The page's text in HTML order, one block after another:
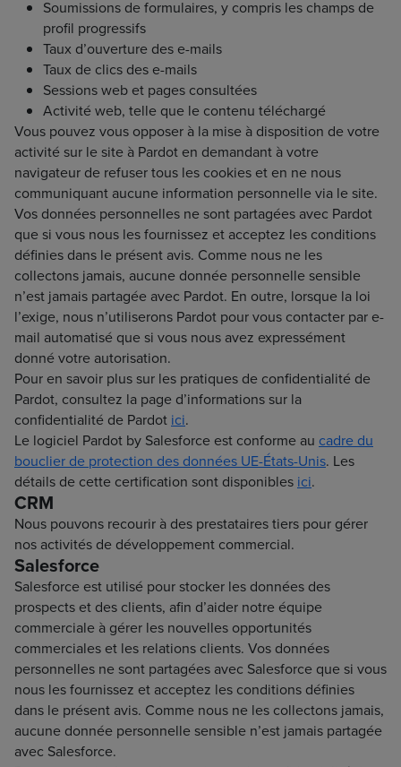
Soumissions de formulaires, y compris les champs de
profil progressifs
Taux d’ouverture des e-mails
Taux de clics des e-mails
Sessions web et pages consultées
Activité web, telle que le contenu téléchargé
Vous pouvez vous opposer à la mise à disposition de votre
activité sur le site à Pardot en demandant à votre
navigateur de refuser tous les cookies et en ne nous
communiquant aucune information personnelle via le site.
Vos données personnelles ne sont partagées avec Pardot
que si vous nous les fournissez et acceptez les conditions
définies dans le présent avis. Comme nous ne les
collectons jamais, aucune donnée personnelle sensible
n’est jamais partagée avec Pardot. En outre, lorsque la loi
l’exige, nous n’utiliserons Pardot pour vous contacter par e-
mail automatisé que si vous nous avez expressément
donné votre autorisation.
Pour en savoir plus sur les pratiques de confidentialité de
Pardot, consultez la page d’informations sur la
confidentialité de Pardot ici.
Le logiciel Pardot by Salesforce est conforme au cadre du
bouclier de protection des données UE-États-Unis. Les
détails de cette certification sont disponibles ici.
CRM
Nous pouvons recourir à des prestataires tiers pour gérer
nos activités de développement commercial.
Salesforce
Salesforce est utilisé pour stocker les données des
prospects et des clients, afin d’aider notre équipe
commerciale à gérer les nouvelles opportunités
commerciales et les relations clients. Vos données
personnelles ne sont partagées avec Salesforce que si vous
nous les fournissez et acceptez les conditions définies
dans le présent avis. Comme nous ne les collectons jamais,
aucune donnée personnelle sensible n’est jamais partagée
avec Salesforce.